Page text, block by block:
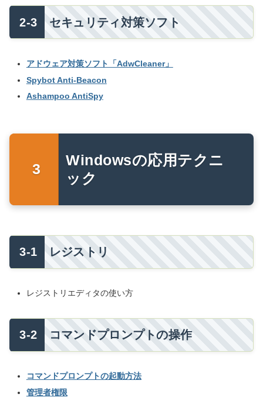
セキュリティ対策ソフト
アドウェア対策ソフト「AdwCleaner」
Spybot Anti-Beacon
Ashampoo AntiSpy
Windowsの応用テクニ
ック
レジストリ
レジストリエディタの使い方
コマンドプロンプトの操作
コマンドプロンプトの起動方法
管理者権限